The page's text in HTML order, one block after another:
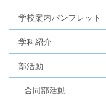
学校案内パンフレット
学科紹介
部活動
合同部活動